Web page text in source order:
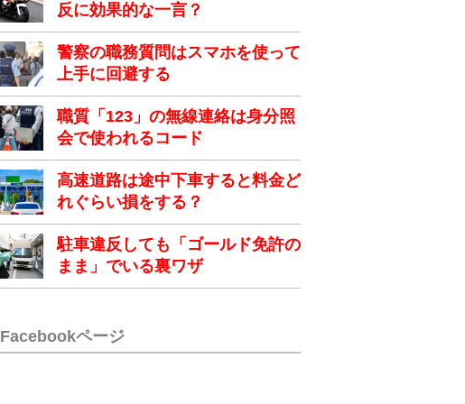
反に効果的な一言？
警察の職務質問はスマホを使って
上手に回避する
職質「123」の無線連絡は身分照
会で使われるコード
高速道路は途中下車すると料金ど
れぐらい損をする？
駐車違反しても「ゴールド免許の
まま」でいる裏ワザ
Facebookページ